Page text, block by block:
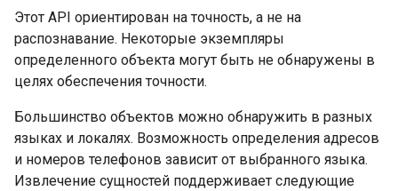
Этот API ориентирован на точность, а не на
распознавание. Некоторые экземпляры
определенного объекта могут быть не обнаружены в
целях обеспечения точности.
Большинство объектов можно обнаружить в разных
языках и локалях. Возможность определения адресов
и номеров телефонов зависит от выбранного языка.
Извлечение сущностей поддерживает следующие